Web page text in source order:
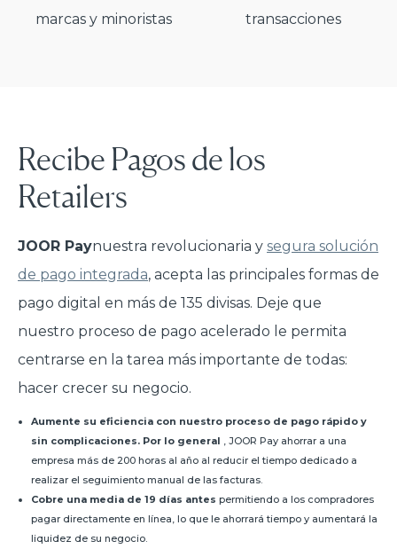
marcas y minoristas
transacciones
Recibe Pagos de los
Retailers
JOOR Paynuestra revolucionaria y segura solución
de pago integrada, acepta las principales formas de
pago digital en más de 135 divisas. Deje que
nuestro proceso de pago acelerado le permita
centrarse en la tarea más importante de todas:
hacer crecer su negocio.
Aumente su eficiencia con nuestro proceso de pago rápido y
sin complicaciones. Por lo general
, JOOR Pay ahorrar a una
empresa más de 200 horas al año al reducir el tiempo dedicado a
realizar el seguimiento manual de las facturas.
Cobre una media de 19 días antes permitiendo a los compradores
pagar directamente en línea, lo que le ahorrará tiempo y aumentará la
liquidez de su negocio.